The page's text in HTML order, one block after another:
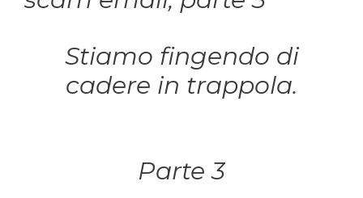
Stiamo fingendo di
cadere in trappola.
Parte 3